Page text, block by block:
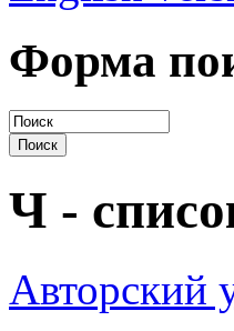
Форма
Ч -
Авторский